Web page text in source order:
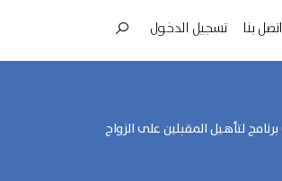
اتصل بنا تسجيل الدخول